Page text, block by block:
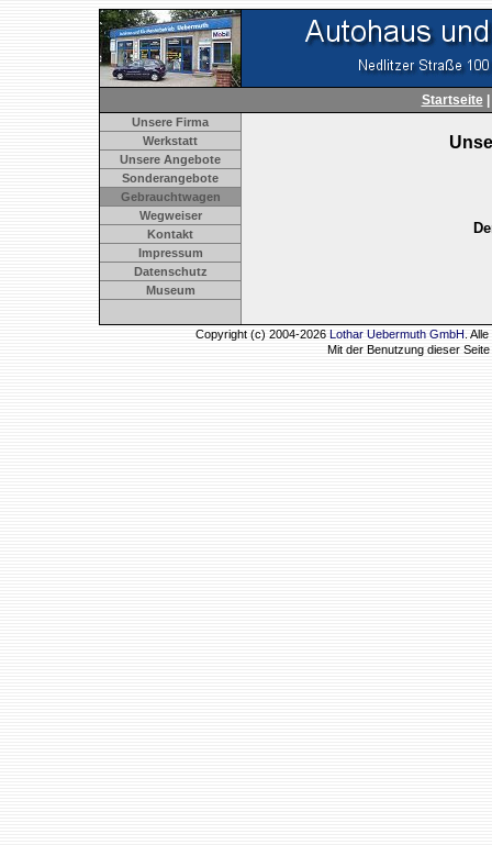
Startseite|
Unsere Firma
Werkstatt
Unsere Angebote
Sonderangebote
Gebrauchtwagen
Wegweiser
Kontakt
Impressum
Datenschutz
Museum
Copyright (c) 2004-2026 Lothar Uebermuth GmbH.
Mit der Benutzung dieser